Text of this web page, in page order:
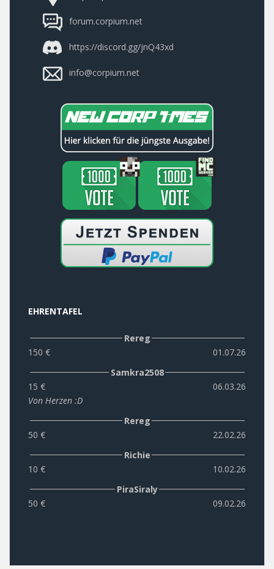
forum.corpium.net
https://discord.gg/jnQ43xd
info@corpium.net
EHRENTAFEL
Rereg
150 €
01.07.26
Samkra2508
15 €
06.03.26
Von Herzen :D
Rereg
50 €
22.02.26
Richie
10 €
10.02.26
PiraSiraly
50 €
09.02.26